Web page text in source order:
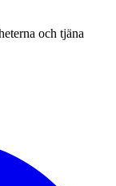
och tjäna